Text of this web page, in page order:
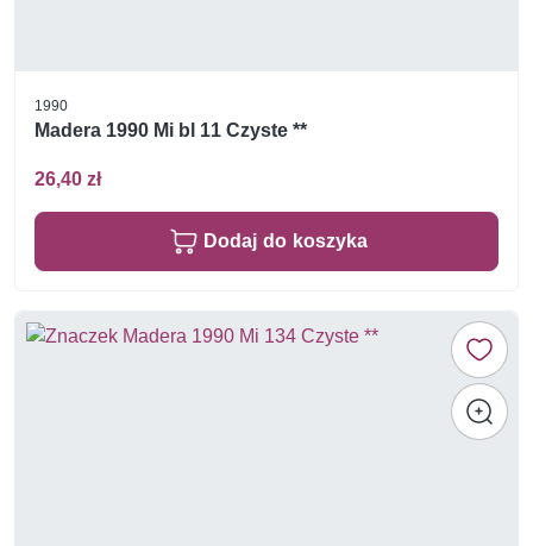
1990
Madera 1990 Mi bl 11 Czyste **
26,40 zł
Dodaj do koszyka